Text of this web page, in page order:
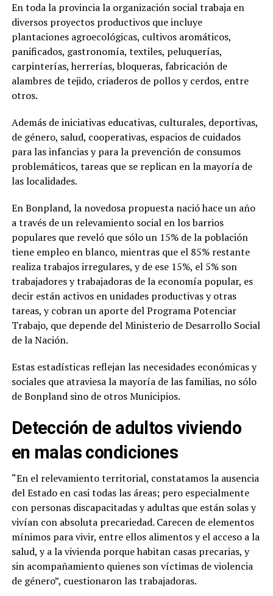
En toda la provincia la organización social trabaja en
diversos proyectos productivos que incluye
plantaciones agroecológicas, cultivos aromáticos,
panificados, gastronomía, textiles, peluquerías,
carpinterías, herrerías, bloqueras, fabricación de
alambres de tejido, criaderos de pollos y cerdos, entre
otros.
Además de iniciativas educativas, culturales, deportivas,
de género, salud, cooperativas, espacios de cuidados
para las infancias y para la prevención de consumos
problemáticos, tareas que se replican en la mayoría de
las localidades.
En Bonpland, la novedosa propuesta nació hace un año
a través de un relevamiento social en los barrios
populares que reveló que sólo un 15% de la población
tiene empleo en blanco, mientras que el 85% restante
realiza trabajos irregulares, y de ese 15%, el 5% son
trabajadores y trabajadoras de la economía popular, es
decir están activos en unidades productivas y otras
tareas, y cobran un aporte del Programa Potenciar
Trabajo, que depende del Ministerio de Desarrollo Social
de la Nación.
Estas estadísticas reflejan las necesidades económicas y
sociales que atraviesa la mayoría de las familias, no sólo
de Bonpland sino de otros Municipios.
Detección de adultos viviendo
en malas condiciones
“En el relevamiento territorial, constatamos la ausencia
del Estado en casi todas las áreas; pero especialmente
con personas discapacitadas y adultas que están solas y
vivían con absoluta precariedad. Carecen de elementos
mínimos para vivir, entre ellos alimentos y el acceso a la
salud, y a la vivienda porque habitan casas precarias, y
sin acompañamiento quienes son víctimas de violencia
de género”, cuestionaron las trabajadoras.